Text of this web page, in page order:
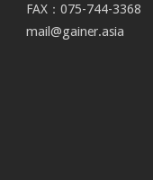
FAX：075-744-3368
mail@gainer.asia